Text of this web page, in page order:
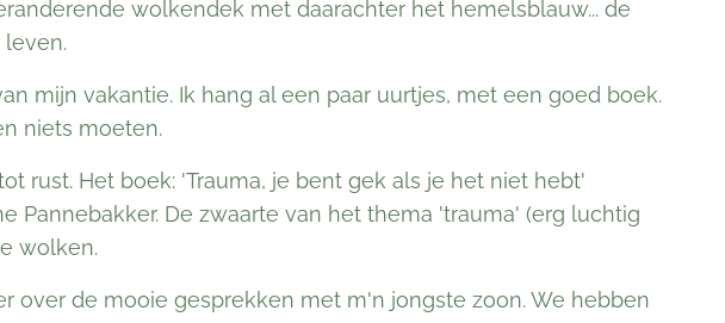
wolkendek met daarachter het hemelsblauw... de
mijn vakantie. Ik hang al een paar uurtjes, met een goed boek.
niets moeten.
rust. Het boek: 'Trauma, je bent gek als je het niet hebt'
Pannebakker. De zwaarte van het thema 'trauma' (erg luchtig
wolken.
over de mooie gesprekken met m'n jongste zoon. We hebben